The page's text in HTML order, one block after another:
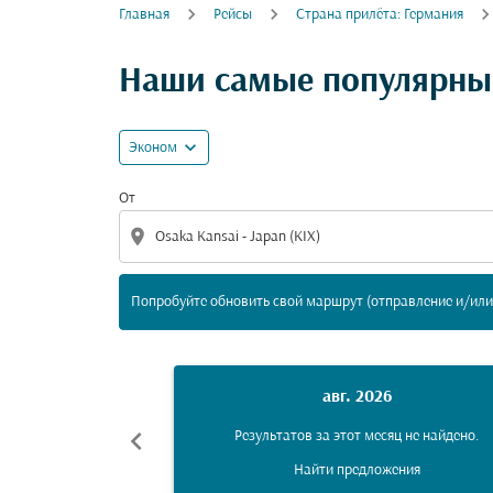
Главная Рейсы Cтрана прилёта: Германия
Наши самые
Эконом expand_more
От
location_on
Попробуйте обновить свой маршрут (отправление и/
Попробуйте обновить свой маршрут
chevron_left
авг. 2026
Результатов за этот месяц не найдено.
Найти предложения